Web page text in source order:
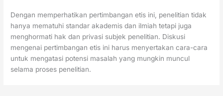
Dengan memperhatikan pertimbangan etis ini, penelitian tidak
hanya mematuhi standar akademis dan ilmiah tetapi juga
menghormati hak dan privasi subjek penelitian. Diskusi
mengenai pertimbangan etis ini harus menyertakan cara-cara
untuk mengatasi potensi masalah yang mungkin muncul
selama proses penelitian.